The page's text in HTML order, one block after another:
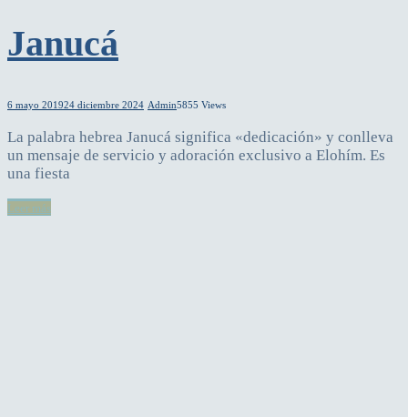
Janucá
6 mayo 201924 diciembre 2024 Admin5855 Views
La palabra hebrea Janucá significa «dedicación» y conlleva
un mensaje de servicio y adoración exclusivo a Elohím. Es
una fiesta
Leer más